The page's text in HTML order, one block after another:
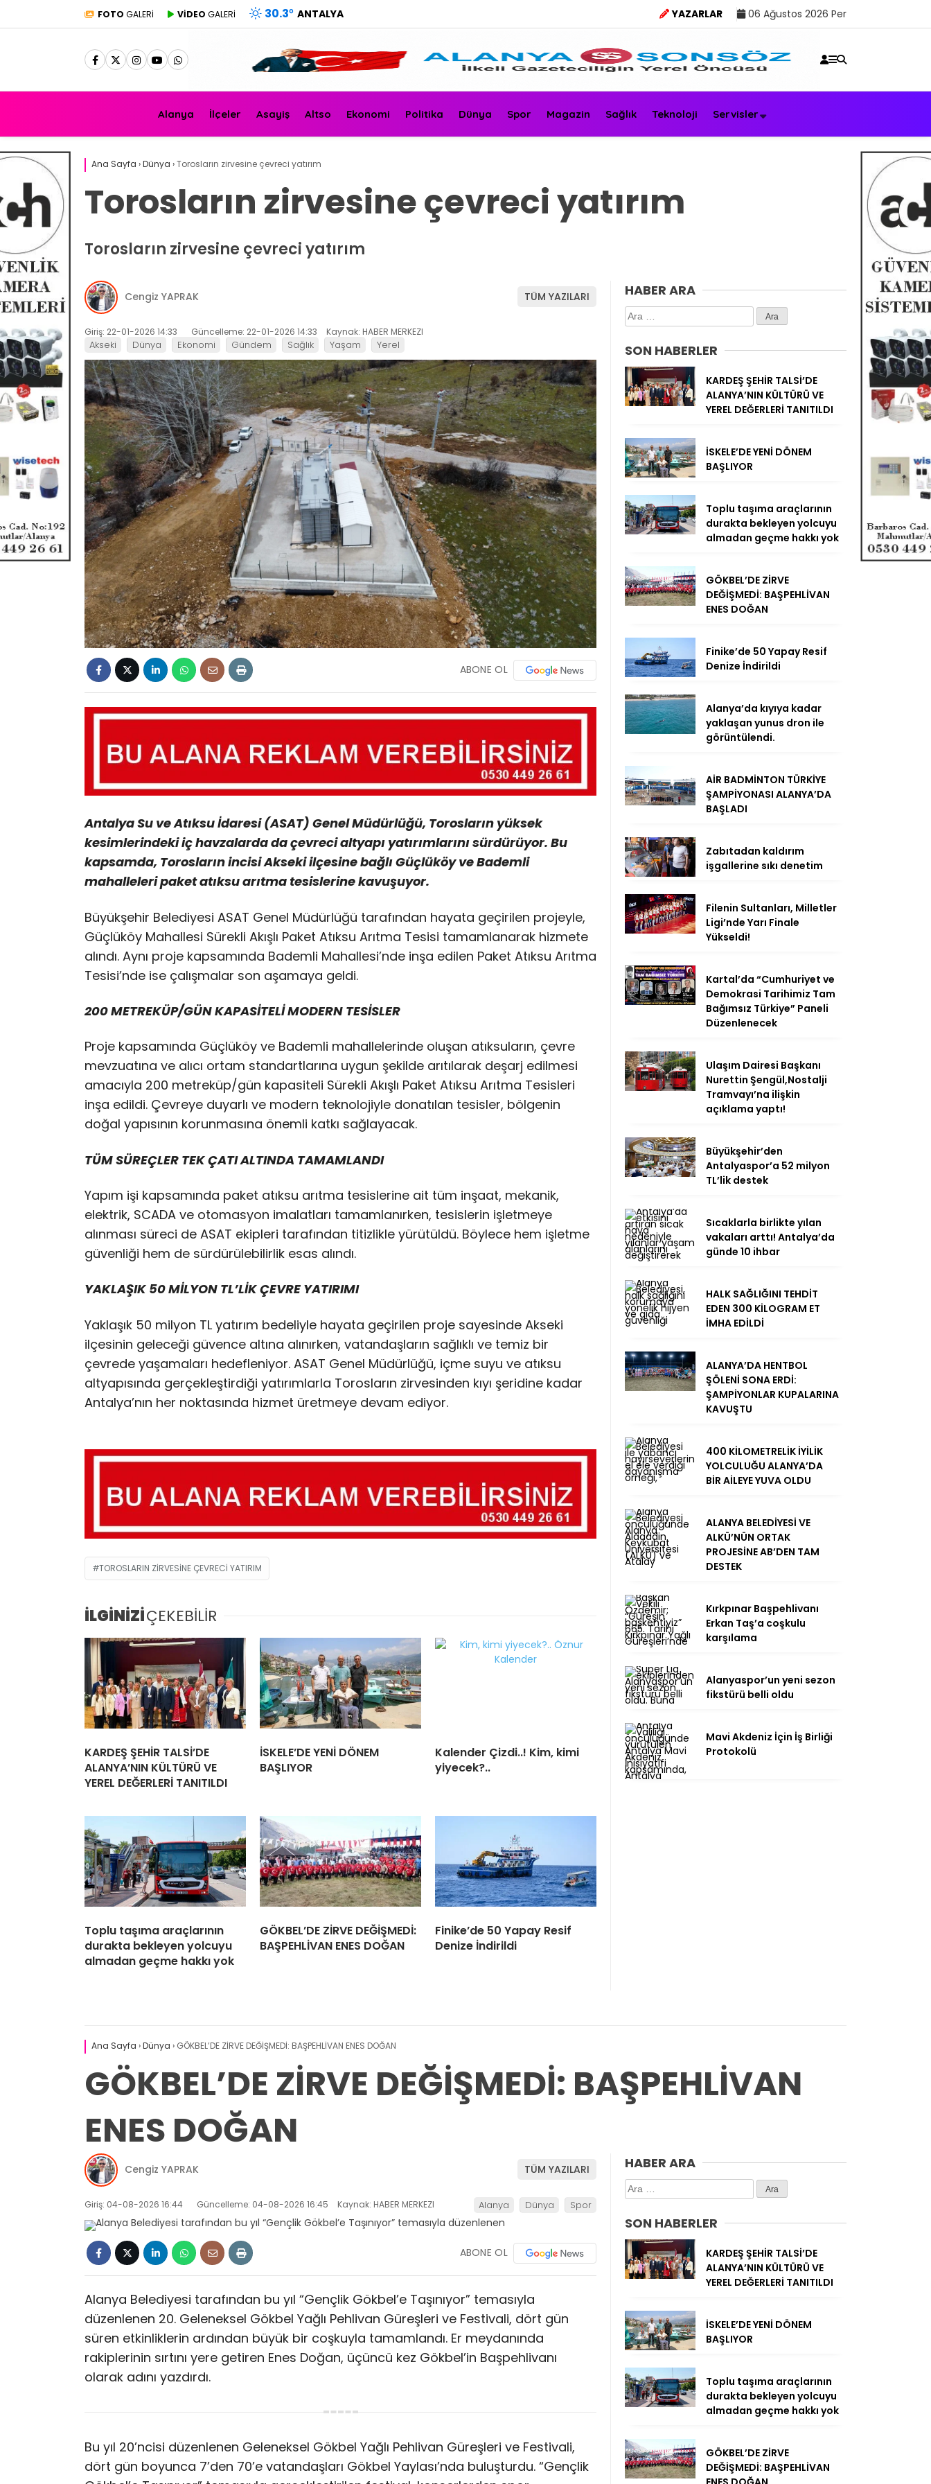
FOTO GALERİ VİDEO GALERİ 30.3° ANTALYA YAZARLAR 06 Ağustos 2026 Per
Alanya İlçeler Asayiş Altso Ekonomi Politika Dünya Spor Magazin Sağlık Teknoloji Servisler
Ana Sayfa ›Dünya ›Torosların zirvesine çevreci yatırım
Torosların zirvesine çevreci yatırım
Torosların zirvesine çevreci yatırım
Cengiz YAPRAK TÜM YAZILARI
Giriş: 22-01-2026 14:33 Güncelleme: 22-01-2026 14:33 Kaynak: HABER MERKEZI
Akseki Dünya Ekonomi Gündem Sağlık Yaşam Yerel
ABONE OL
Antalya Su ve Atıksu İdaresi (ASAT) Genel Müdürlüğü, Torosların yüksek
kesimlerindeki iç havzalarda da çevreci altyapı yatırımlarını sürdürüyor. Bu
kapsamda, Torosların incisi Akseki ilçesine bağlı Güçlüköy ve Bademli
mahalleleri paket atıksu arıtma tesislerine kavuşuyor.
Büyükşehir Belediyesi ASAT Genel Müdürlüğü tarafından hayata geçirilen projeyle,
Güçlüköy Mahallesi Sürekli Akışlı Paket Atıksu Arıtma Tesisi tamamlanarak hizmete
alındı. Aynı proje kapsamında Bademli Mahallesi’nde inşa edilen Paket Atıksu Arıtma
Tesisi’nde ise çalışmalar son aşamaya geldi.
200 METREKÜP/GÜN KAPASİTELİ MODERN TESİSLER
Proje kapsamında Güçlüköy ve Bademli mahallelerinde oluşan atıksuların, çevre
mevzuatına ve alıcı ortam standartlarına uygun şekilde arıtılarak deşarj edilmesi
amacıyla 200 metreküp/gün kapasiteli Sürekli Akışlı Paket Atıksu Arıtma Tesisleri
inşa edildi. Çevreye duyarlı ve modern teknolojiyle donatılan tesisler, bölgenin
doğal yapısının korunmasına önemli katkı sağlayacak.
TÜM SÜREÇLER TEK ÇATI ALTINDA TAMAMLANDI
Yapım işi kapsamında paket atıksu arıtma tesislerine ait tüm inşaat, mekanik,
elektrik, SCADA ve otomasyon imalatları tamamlanırken, tesislerin işletmeye
alınması süreci de ASAT ekipleri tarafından titizlikle yürütüldü. Böylece hem işletme
güvenliği hem de sürdürülebilirlik esas alındı.
YAKLAŞIK 50 MİLYON TL’LİK ÇEVRE YATIRIMI
Yaklaşık 50 milyon TL yatırım bedeliyle hayata geçirilen proje sayesinde Akseki
ilçesinin geleceği güvence altına alınırken, vatandaşların sağlıklı ve temiz bir
çevrede yaşamaları hedefleniyor. ASAT Genel Müdürlüğü, içme suyu ve atıksu
altyapısında gerçekleştirdiği yatırımlarla Torosların zirvesinden kıyı şeridine kadar
Antalya’nın her noktasında hizmet üretmeye devam ediyor.
TOROSLARIN ZIRVESINE ÇEVRECI YATIRIM
İLGİNİZİÇEKEBİLİR
KARDEŞ ŞEHİR TALSİ’DE
ALANYA’NIN KÜLTÜRÜ VE
YEREL DEĞERLERİ TANITILDI
İSKELE’DE YENİ DÖNEM
BAŞLIYOR
Kalender Çizdi..! Kim, kimi
yiyecek?..
Toplu taşıma araçlarının
durakta bekleyen yolcuyu
almadan geçme hakkı yok
GÖKBEL’DE ZİRVE DEĞİŞMEDİ:
BAŞPEHLİVAN ENES DOĞAN
Finike’de 50 Yapay Resif
Denize İndirildi
HABER ARA
Arama:
SON HABERLER
KARDEŞ ŞEHİR TALSİ’DE
ALANYA’NIN KÜLTÜRÜ VE
YEREL DEĞERLERİ TANITILDI
İSKELE’DE YENİ DÖNEM
BAŞLIYOR
Toplu taşıma araçlarının
durakta bekleyen yolcuyu
almadan geçme hakkı yok
GÖKBEL’DE ZİRVE
DEĞİŞMEDİ: BAŞPEHLİVAN
ENES DOĞAN
Finike’de 50 Yapay Resif
Denize İndirildi
Alanya’da kıyıya kadar
yaklaşan yunus dron ile
görüntülendi.
AİR BADMİNTON TÜRKİYE
ŞAMPİYONASI ALANYA’DA
BAŞLADI
Zabıtadan kaldırım
işgallerine sıkı denetim
Filenin Sultanları, Milletler
Ligi’nde Yarı Finale
Yükseldi!
Kartal’da “Cumhuriyet ve
Demokrasi Tarihimiz Tam
Bağımsız Türkiye” Paneli
Düzenlenecek
Ulaşım Dairesi Başkanı
Nurettin Şengül,Nostalji
Tramvayı’na ilişkin
açıklama yaptı!
Büyükşehir’den
Antalyaspor’a 52 milyon
TL’lik destek
Sıcaklarla birlikte yılan
vakaları arttı! Antalya’da
günde 10 ihbar
HALK SAĞLIĞINI TEHDİT
EDEN 300 KİLOGRAM ET
İMHA EDİLDİ
ALANYA’DA HENTBOL
ŞÖLENİ SONA ERDİ:
ŞAMPİYONLAR KUPALARINA
KAVUŞTU
400 KİLOMETRELİK İYİLİK
YOLCULUĞU ALANYA’DA
BİR AİLEYE YUVA OLDU
ALANYA BELEDİYESİ VE
ALKÜ’NÜN ORTAK
PROJESİNE AB’DEN TAM
DESTEK
Kırkpınar Başpehlivanı
Erkan Taş’a coşkulu
karşılama
Alanyaspor’un yeni sezon
fikstürü belli oldu
Mavi Akdeniz İçin İş Birliği
Protokolü
Ana Sayfa ›Dünya › GÖKBEL’DE ZİRVE DEĞİŞMEDİ: BAŞPEHLİVAN ENES DOĞAN
GÖKBEL’DE ZİRVE DEĞİŞMEDİ: BAŞPEHLİVAN
ENES DOĞAN
Cengiz YAPRAK TÜM YAZILARI
Giriş: 04-08-2026 16:44 Güncelleme: 04-08-2026 16:45 Kaynak: HABER MERKEZI Alanya Dünya Spor
ABONE OL
Alanya Belediyesi tarafından bu yıl “Gençlik Gökbel’e Taşınıyor” temasıyla
düzenlenen 20. Geleneksel Gökbel Yağlı Pehlivan Güreşleri ve Festivali, dört gün
süren etkinliklerin ardından büyük bir coşkuyla tamamlandı. Er meydanında
rakiplerinin sırtını yere getiren Enes Doğan, üçüncü kez Gökbel’in Başpehlivanı
olarak adını yazdırdı.
Bu yıl 20’ncisi düzenlenen Geleneksel Gökbel Yağlı Pehlivan Güreşleri ve Festivali,
dört gün boyunca 7’den 70’e vatandaşları Gökbel Yaylası’nda buluşturdu. “Gençlik
HABER ARA
Arama:
SON HABERLER
KARDEŞ ŞEHİR TALSİ’DE
ALANYA’NIN KÜLTÜRÜ VE
YEREL DEĞERLERİ TANITILDI
İSKELE’DE YENİ DÖNEM
BAŞLIYOR
Toplu taşıma araçlarının
durakta bekleyen yolcuyu
almadan geçme hakkı yok
GÖKBEL’DE ZİRVE
DEĞİŞMEDİ: BAŞPEHLİVAN